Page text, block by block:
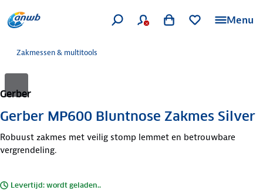
Menu
Zakmessen & multitools
Gerber
Gerber MP600 Bluntnose Zakmes Silver
Robuust zakmes met veilig stomp lemmet en betrouwbare
vergrendeling.
Levertijd: wordt geladen..